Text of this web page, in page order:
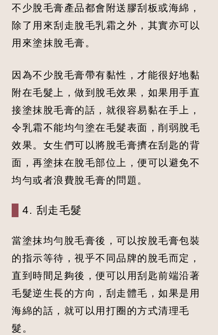
不少脫毛膏產品都會附送膠刮板或海綿，
除了用來刮走脫毛乳霜之外，其實亦可以
用來塗抹脫毛膏。
因為不少脫毛膏帶有黏性，才能很好地黏
附在毛髮上，做到脫毛效果，如果用手直
接塗抹脫毛膏的話，就很容易黏在手上，
令乳霜不能均勻塗在毛髮表面，削弱脫毛
效果。女生們可以將脫毛膏擠在刮匙的背
面，再塗抹在脫毛部位上，便可以避免不
均勻或者浪費脫毛膏的問題。
4. 刮走毛髮
當塗抹均勻脫毛膏後，可以按脫毛膏包裝
的指示等待，視乎不同品牌的脫毛而定，
直到時間足夠後，便可以用刮匙前端沿著
毛髮逆生長的方向，刮走體毛，如果是用
海綿的話，就可以用打圈的方式清理毛
髮。